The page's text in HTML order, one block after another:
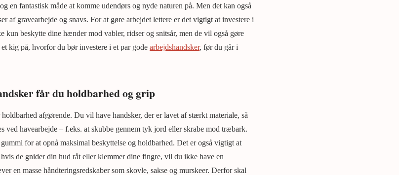
en fantastisk måde at komme udendørs og nyde naturen på. Men det kan også
af gravearbejde og snavs. For at gøre arbejdet lettere er det vigtigt at investere i
kun beskytte dine hænder mod vabler, ridser og snitsår, men de vil også gøre
kig på, hvorfor du bør investere i et par gode arbejdshandsker, før du går i
får du holdbarhed og grip
afgørende. Du vil have handsker, der er lavet af stærkt materiale, så
ved havearbejde – f.eks. at skubbe gennem tyk jord eller skrabe mod træbark.
for at opnå maksimal beskyttelse og holdbarhed. Det er også vigtigt at
de gnider din hud råt eller klemmer dine fingre, vil du ikke have en
en masse håndteringsredskaber som skovle, sakse og murskeer. Derfor skal